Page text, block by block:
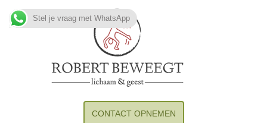
CONTACT OPNEMEN
Stel je vraag met WhatsApp